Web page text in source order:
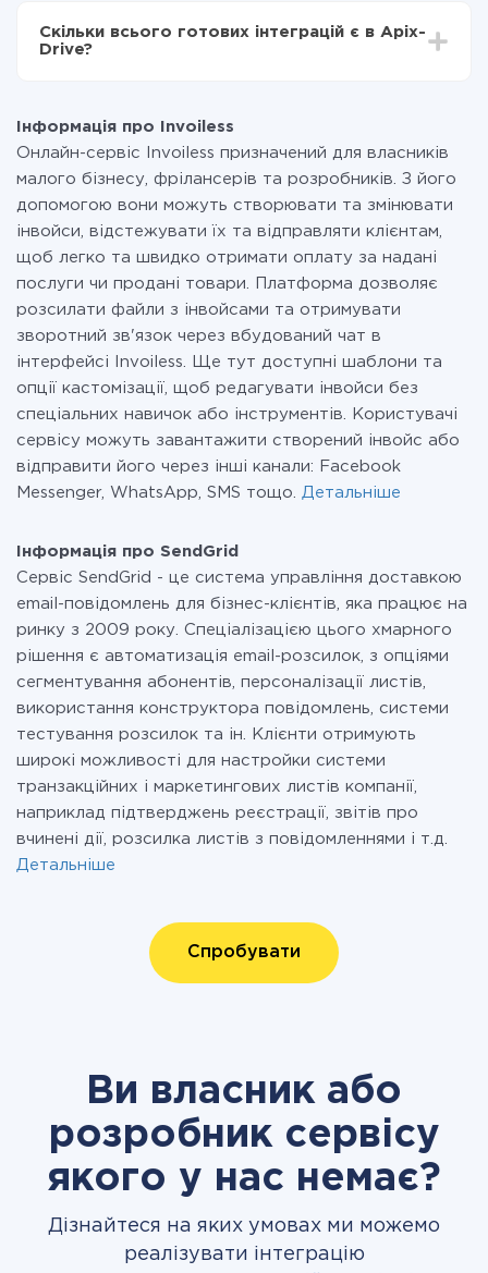
Ви оплачуєте лише кількість даних, які за фактом
передаються з однієї вашої системи в іншу через
при необхідності. Детальніше про
Скільки всього готових інтеграцій є в Apix-
Drive?
Інформація про Invoiless
Онлайн-сервіс Invoiless призначений для власників
малого бізнесу, фрілансерів та розробників. З його
допомогою вони можуть створювати та змінювати
інвойси, відстежувати їх та відправляти клієнтам,
щоб легко та швидко отримати оплату за надані
послуги чи продані товари. Платформа дозволяє
розсилати файли з інвойсами та отримувати
зворотний зв'язок через вбудований чат в
інтерфейсі Invoiless. Ще тут доступні шаблони та
опції кастомізації, щоб редагувати інвойси без
спеціальних навичок або інструментів. Користувачі
сервісу можуть завантажити створений інвойс або
відправити його через інші канали: Facebook
Messenger, WhatsApp, SMS тощо. Детальніше
Інформація про SendGrid
Сервіс SendGrid - це система управління доставкою
email-повідомлень для бізнес-клієнтів, яка працює на
ринку з 2009 року. Спеціалізацією цього хмарного
рішення є автоматизація email-розсилок, з опціями
сегментування абонентів, персоналізації листів,
використання конструктора повідомлень, системи
тестування розсилок та ін. Клієнти отримують
широкі можливості для настройки системи
транзакційних і маркетингових листів компанії,
наприклад підтверджень реєстрації, звітів про
вчинені дії, розсилка листів з повідомленнями і т.д.
Детальніше
Спробувати
Ви власник або
розробник сервісу
якого у нас немає?
Дізнайтеся на яких умовах ми можемо
реалізувати інтеграцію